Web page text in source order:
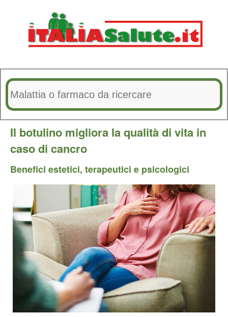
Il botulino migliora la qualità di vita in
caso di cancro
Benefici estetici, terapeutici e psicologici